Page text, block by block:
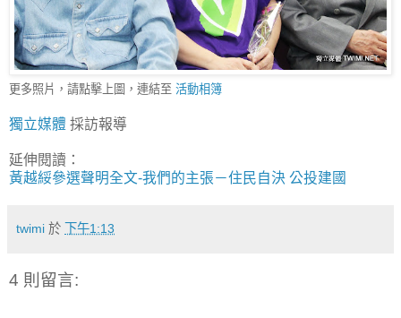
更多照片，請點擊上圖，連結至 活動相簿
獨立媒體 採訪報導
延伸閱讀：
黃越綏參選聲明全文-我們的主張－住民自決 公投建國
twimi 於 下午1:13
4 則留言: